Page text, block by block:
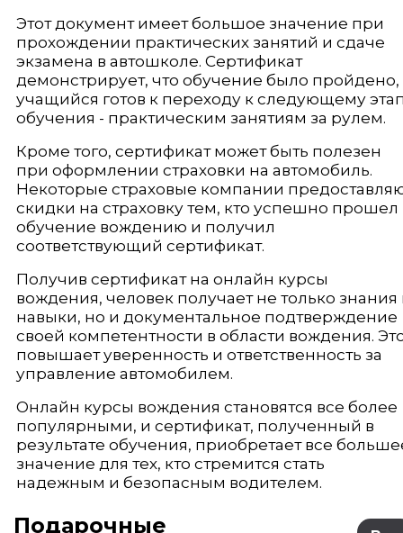
Этот документ имеет большое значение при
прохождении практических занятий и сдаче
экзамена в автошколе. Сертификат
демонстрирует, что обучение было пройдено,
учащийся готов к переходу к следующему
обучения - практическим занятиям за рулем.
Кроме того, сертификат может быть полезен
при оформлении страховки на автомобиль.
Некоторые страховые компании
скидки на страховку тем, кто успешно прошел
обучение вождению и получил
соответствующий сертификат.
Получив сертификат на онлайн курсы
вождения, человек получает не только знания
навыки, но и документальное подтверждение
своей компетентности в области вождения.
повышает уверенность и ответственность за
управление автомобилем.
Онлайн курсы вождения становятся все более
популярными, и сертификат, полученный в
результате обучения, приобретает все
значение для тех, кто стремится стать
надежным и безопасным водителем.
Подарочные